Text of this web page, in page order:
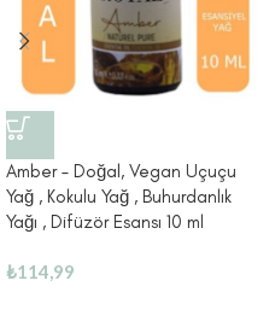
Amber – Doğal, Vegan Uçuçu
Yağ , Kokulu Yağ , Buhurdanlık
Yağı , Difüzör Esansı 10 ml
₺114,99